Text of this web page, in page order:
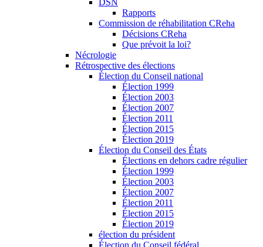
DSN
Rapports
Commission de réhabilitation CReha
Décisions CReha
Que prévoit la loi?
Nécrologie
Rétrospective des élections
Élection du Conseil national
Élection 1999
Élection 2003
Élection 2007
Élection 2011
Élection 2015
Élection 2019
Élection du Conseil des États
Élections en dehors cadre régulier
Élection 1999
Élection 2003
Élection 2007
Élection 2011
Élection 2015
Élection 2019
élection du président